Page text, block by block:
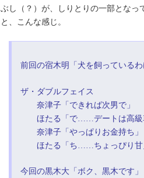
ぶし（？）が、しりとりの一部となっ
と、こんな感じ。
前回の宿木明「犬を飼っているわ
ザ・ダブルフェイス
奈津子「できれば次男で」
ほたる「で……デートは高級
奈津子「やっぱりお金持ち」
ほたる「ち……ちょっぴり甘
今回の黒木大「ボク、黒木です」